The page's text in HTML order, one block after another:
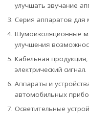
улучшать звучание
Серия аппаратов для
Шумоизоляционные
улучшения
Кабельная
электрический сигнал.
Аппараты и
автомобильных
Осветительные